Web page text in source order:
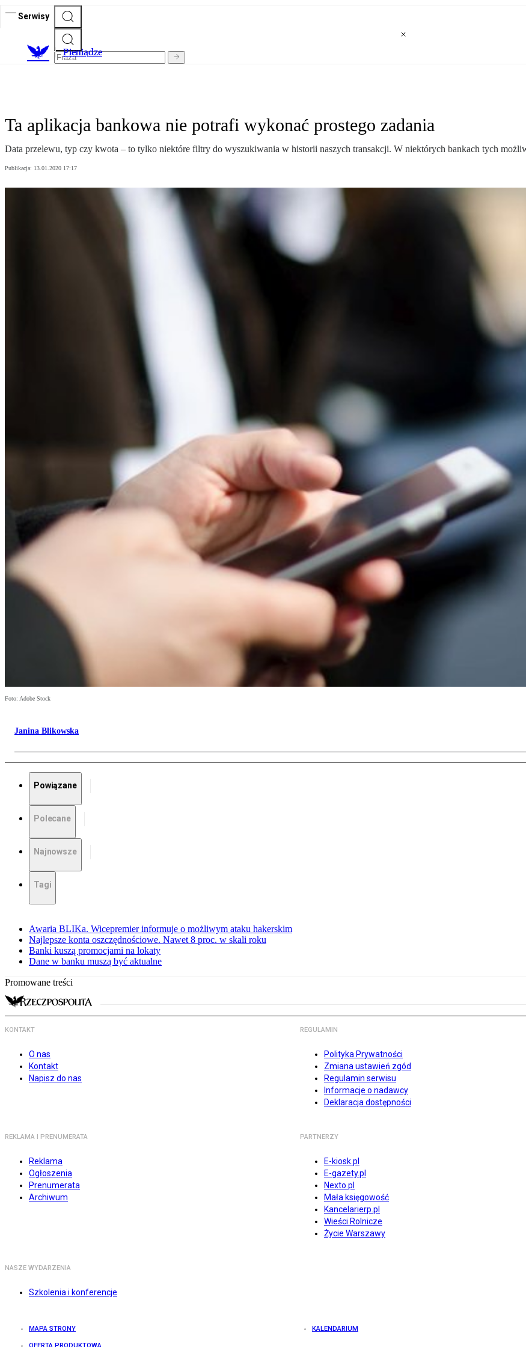
Serwisy
Pieniądze
Ta aplikacja bankowa nie potrafi wykonać prostego zadania
Data przelewu, typ czy kwota – to tylko niektóre filtry do wyszukiwania w historii naszych transakcji. W niektórych bankach tych
Publikacja: 13.01.2020 17:17
Foto: Adobe Stock
Janina Blikowska
Powiązane
Polecane
Najnowsze
Tagi
Awaria BLIKa. Wicepremier informuje o możliwym ataku hakerskim
Najlepsze konta oszczędnościowe. Nawet 8 proc. w skali roku
Banki kuszą promocjami na lokaty
Dane w banku muszą być aktualne
Promowane treści
KONTAKT
O nas
Kontakt
Napisz do nas
REGULAMIN
Polityka Prywatności
Zmiana ustawień zgód
Regulamin serwisu
Informacje o nadawcy
Deklaracja dostępności
REKLAMA I PRENUMERATA
Reklama
Ogłoszenia
Prenumerata
Archiwum
PARTNERZY
E-kiosk.pl
E-gazety.pl
Nexto.pl
Mała księgowość
Kancelarierp.pl
Wieści Rolnicze
Życie Warszawy
NASZE WYDARZENIA
Szkolenia i konferencje
MAPA STRONY KALENDARIUM